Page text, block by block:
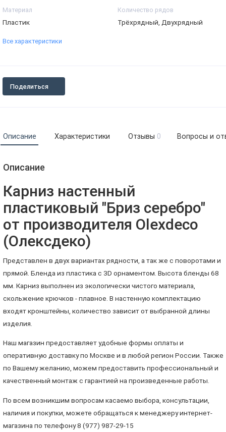
Материал
Пластик
Количество рядов
Трёхрядный, Двухрядный
Все характеристики
Поделиться
Описание Характеристики Отзывы 0 Вопросы и
Описание
Карниз настенный
пластиковый "Бриз серебро"
от производителя Olexdeco
(Олексдеко)
Представлен в двух вариантах рядности, а так же с поворотами и
прямой. Бленда из пластика с 3D орнаментом. Высота бленды 68
мм. Карниз выполнен из экологически чистого материала,
скольжение крючков - плавное. В настенную комплектацию
входят кронштейны, количество зависит от выбранной длины
изделия.
Наш магазин предоставляет удобные формы оплаты и
оперативную доставку по Москве и в любой регион России. Также
по Вашему желанию, можем предоставить профессиональный и
качественный монтаж с гарантией на произведенные работы.
По всем возникшим вопросам касаемо выбора, консультации,
наличия и покупки, можете обращаться к менеджеру интернет-
магазина по телефону 8 (977) 987-29-15